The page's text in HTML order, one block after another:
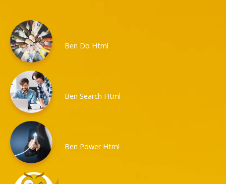
Ben Db Html
Ben Search Html
Ben Power Html